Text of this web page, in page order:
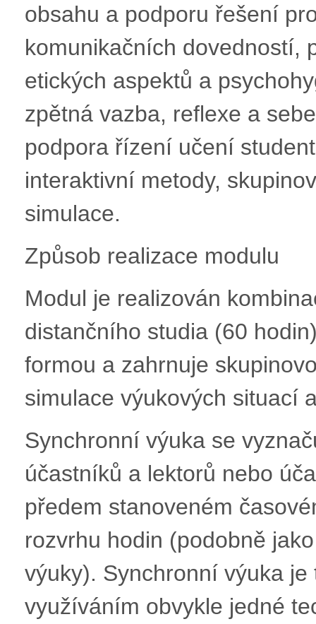
obsahu a podporu řešení
komunikačních dovedností,
etických aspektů a
zpětná vazba, reflexe a
podpora řízení učení
interaktivní metody,
simulace.
Způsob realizace modulu
Modul je realizován
distančního studia (60
formou a zahrnuje
simulace výukových situací
Synchronní výuka se
účastníků a lektorů nebo
předem stanoveném
rozvrhu hodin (podobně
výuky). Synchronní výuka
využíváním obvykle jedné